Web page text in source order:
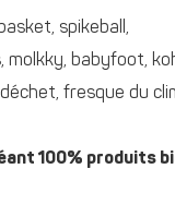
spikeball,
molkky, babyfoot,
fresque du
100% produits